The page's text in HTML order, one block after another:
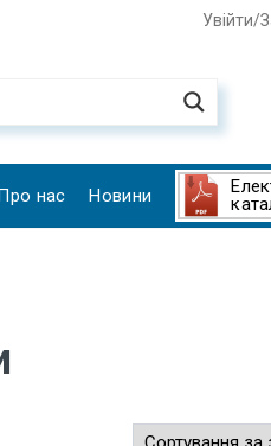
Увійти/
нас Новини